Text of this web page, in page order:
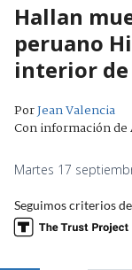
Hallan
peruano
interior de
PorJean Valencia
Con información de
Martes 17
Seguimos criterios de